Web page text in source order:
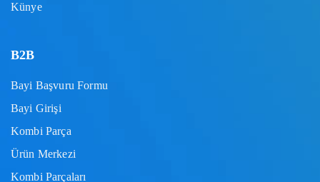
Künye
B2B
Bayi Başvuru Formu
Bayi Girişi
Kombi Parça
Ürün Merkezi
Kombi Parçaları